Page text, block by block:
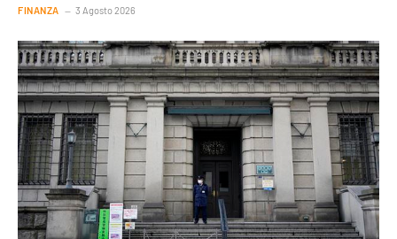
FINANZA 3 Agosto 2026